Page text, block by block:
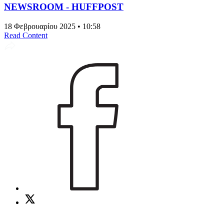
NEWSROOM - HUFFPOST
18 Φεβρουαρίου 2025 • 10:58
Read Content